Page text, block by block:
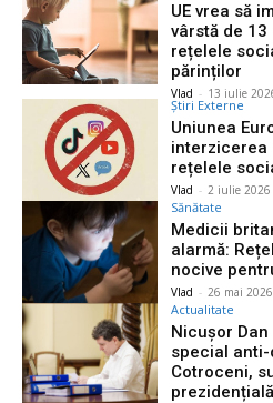
UE vrea să
vârstă de
rețelele
părinților
Vlad - 13 iulie
Știri Externe
Uniunea
interzicerea
rețelele
Vlad - 2 iulie 2026
Sănătate
Medicii
alarmă:
nocive
Vlad - 26 mai 2026
Actualitate
Nicușor
special
Cotroceni,
prezidențială